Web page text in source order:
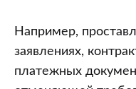
Например,
заявлениях,
платежных